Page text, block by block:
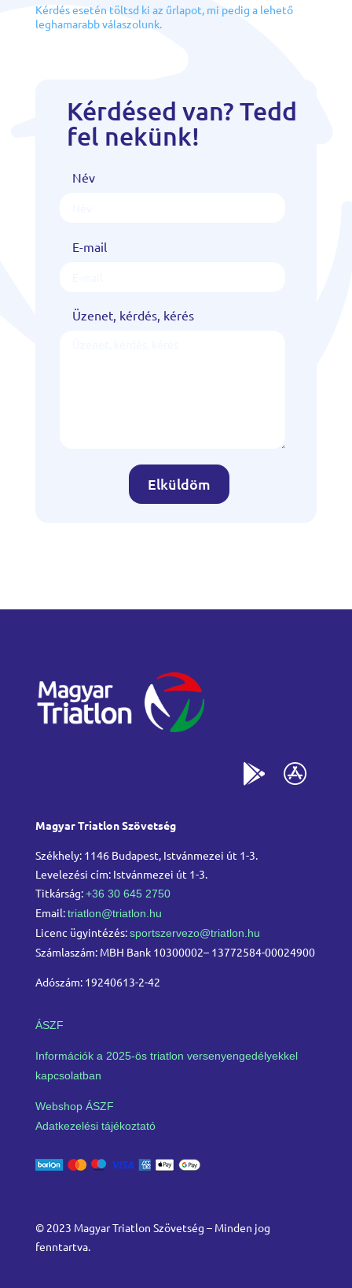
Kérdés esetén töltsd ki az űrlapot, mi pedig a lehető
leghamarabb válaszolunk.
Kérdésed van? Tedd
fel nekünk!
Név
E-mail
Üzenet, kérdés, kérés
Elküldöm
Magyar Triatlon Szövetség
Székhely: 1146 Budapest, Istvánmezei út 1-3.
Levelezési cím: Istvánmezei út 1-3.
Titkárság:+36 30 645 2750
Email:triatlon@triatlon.hu
Licenc ügyintézés:sportszervezo@triatlon.hu
Számlaszám: MBH Bank 10300002– 13772584-00024900
Adószám: 19240613-2-42
ÁSZF
Információk a 2025-ös triatlon versenyengedélyekkel
kapcsolatban
Webshop ÁSZF
Adatkezelési tájékoztató
© 2023 Magyar Triatlon Szövetség – Minden jog
fenntartva.